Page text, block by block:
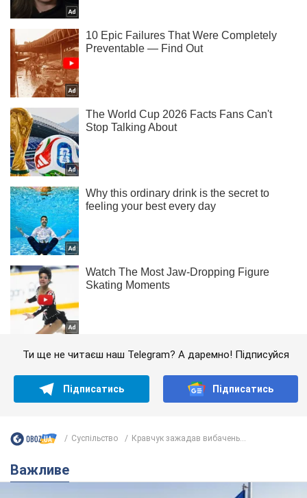
Ти ще не читаєш наш Telegram? А даремно! Підписуйся
Підписатись Підписатись
Суспільство Кравчук зажадав вибачень...
Важливе